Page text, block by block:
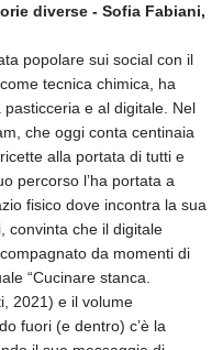
diverse - Sofia Fabiani,
popolare sui social con il
tecnica chimica, ha
e al digitale. Nel
che oggi conta centinaia
alla portata di tutti e
percorso l’ha portata a
fisico dove incontra la sua
convinta che il digitale
da momenti di
“Cucinare stanca.
2021) e il volume
fuori (e dentro) c’è la